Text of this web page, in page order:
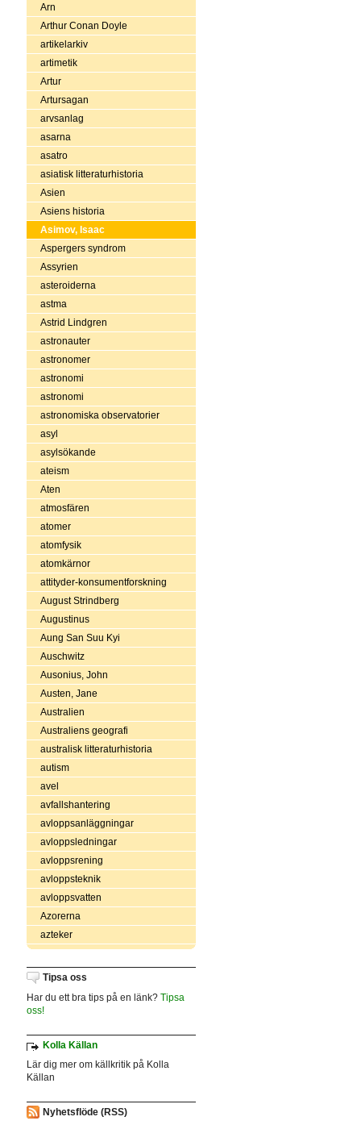
Arn
Arthur Conan Doyle
artikelarkiv
artimetik
Artur
Artursagan
arvsanlag
asarna
asatro
asiatisk litteraturhistoria
Asien
Asiens historia
Asimov, Isaac
Aspergers syndrom
Assyrien
asteroiderna
astma
Astrid Lindgren
astronauter
astronomer
astronomi
astronomi
astronomiska observatorier
asyl
asylsökande
ateism
Aten
atmosfären
atomer
atomfysik
atomkärnor
attityder-konsumentforskning
August Strindberg
Augustinus
Aung San Suu Kyi
Auschwitz
Ausonius, John
Austen, Jane
Australien
Australiens geografi
australisk litteraturhistoria
autism
avel
avfallshantering
avloppsanläggningar
avloppsledningar
avloppsrening
avloppsteknik
avloppsvatten
Azorerna
azteker
Tipsa oss
Har du ett bra tips på en länk? Tipsa
oss!
Kolla Källan
Lär dig mer om källkritik på Kolla
Källan
Nyhetsflöde (RSS)